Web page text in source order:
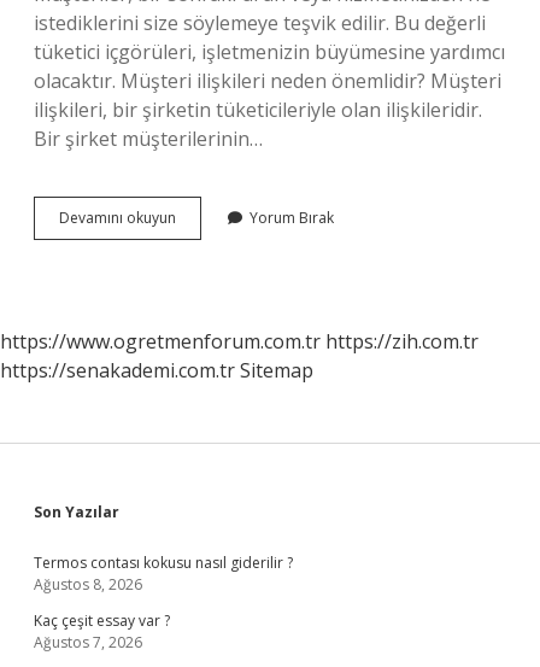
istediklerini size söylemeye teşvik edilir. Bu değerli
tüketici içgörüleri, işletmenizin büyümesine yardımcı
olacaktır. Müşteri ilişkileri neden önemlidir? Müşteri
ilişkileri, bir şirketin tüketicileriyle olan ilişkileridir.
Bir şirket müşterilerinin…
Devamını okuyun
Odaklılık
Yorum Bırak
https://www.ogretmenforum.com.tr https://zih.com.tr
https://senakademi.com.trSitemap
Sidebar
Son Yazılar
Termos contası kokusu nasıl giderilir ?
Ağustos 8, 2026
Kaç çeşit essay var ?
Ağustos 7, 2026